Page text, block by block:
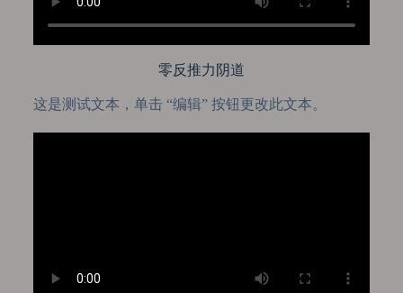
零反推力阴道
这是测试文本，单击 “编辑” 按钮更改此文本。